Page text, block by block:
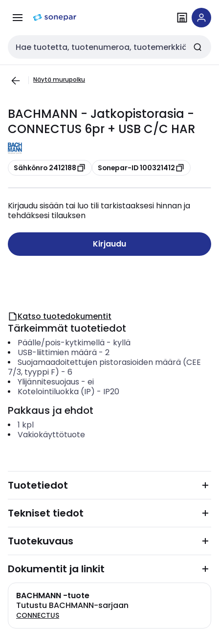
navigointiinsisältöön
Haku
Näytä murupolku
BACHMANN - Jatkopistorasia -
CONNECTUS 6pr + USB C/C HAR
Kopioi
Sähkönro 2412188 Kopioi
Sonepar-ID 100321412
Kirjaudu sisään tai luo tili tarkistaaksesi hinnan ja
tehdäksesi tilauksen
Kirjaudu
Katso tuotedokumentit
Tärkeimmät tuotetiedot
Päälle/pois-kytkimellä- kyllä
USB-liittimien määrä- 2
Suojamaadoitettujen pistorasioiden määrä (CEE
7/3, tyyppi F) - 6
Ylijännitesuojaus - ei
Kotelointiluokka (IP) - IP20
Pakkaus ja ehdot
1 kpl
Vakiokäyttötuote
Tuotetiedot
Tekniset tiedot
Tuotekuvaus
Dokumentit ja linkit
BACHMANN -tuote
Tutustu BACHMANN-sarjaan
CONNECTUS